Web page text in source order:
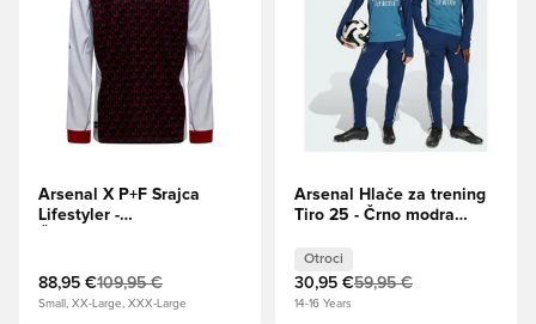
Arsenal X P+F Srajca
Lifestyler -
88,95 €109,95 €
Small, XX-Large, XXX-Large
Arsenal Hlače za trening
Tiro 25 - Črno modra
Otroci
30,95 €59,95 €
14-16 Years